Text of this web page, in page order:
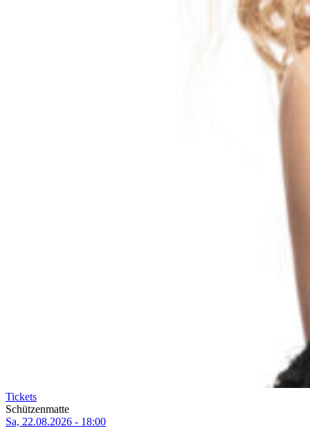
Tickets
Schützenmatte
Sa, 22.08.2026 - 18:00